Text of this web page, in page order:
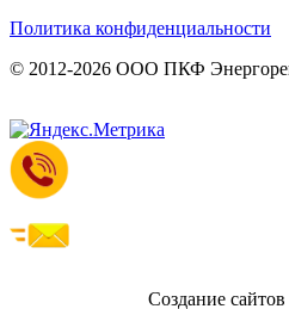
Политика конфиденциальности
© 2012-2026 ООО ПКФ
Создание